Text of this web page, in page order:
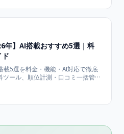
年】AI搭載おすすめ5選｜料
載5選を料金・機能・AI対応で徹底
ール、順位計測・口コミ一括管
基準を解説。